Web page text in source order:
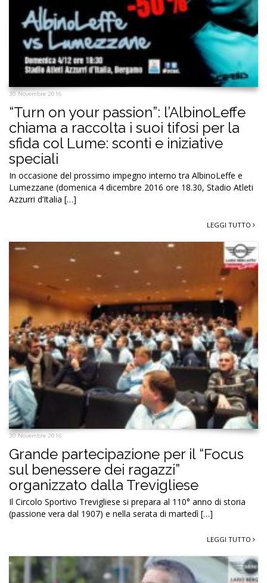
30 Novembre 2016
“Turn on your passion”: l’AlbinoLeffe
chiama a raccolta i suoi tifosi per la
sfida col Lume: sconti e iniziative
speciali
In occasione del prossimo impegno interno tra AlbinoLeffe e
Lumezzane (domenica 4 dicembre 2016 ore 18.30, Stadio Atleti
Azzurri d’Italia […]
LEGGI TUTTO
30 Novembre 2016
Grande partecipazione per il “Focus
sul benessere dei ragazzi”
organizzato dalla Trevigliese
Il Circolo Sportivo Trevigliese si prepara al 110° anno di storia
(passione vera dal 1907) e nella serata di martedì […]
LEGGI TUTTO